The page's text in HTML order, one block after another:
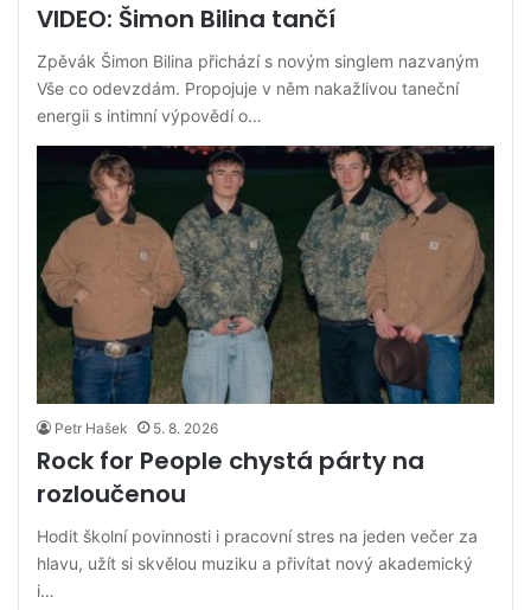
VIDEO: Šimon Bilina tančí
Zpěvák Šimon Bilina přichází s novým singlem nazvaným
Vše co odevzdám. Propojuje v něm nakažlivou taneční
energii s intimní výpovědí o…
Petr Hašek 5. 8. 2026
Rock for People chystá párty na
rozloučenou
Hodit školní povinnosti i pracovní stres na jeden večer za
hlavu, užít si skvělou muziku a přivítat nový akademický
i…